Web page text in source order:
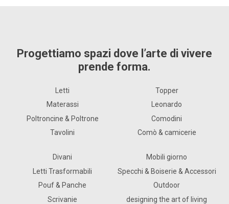
Progettiamo spazi dove l’arte di vivere
prende forma.
Letti
Materassi
Poltroncine & Poltrone
Tavolini
Topper
Leonardo
Comodini
Comò & camicerie
Divani
Letti Trasformabili
Pouf & Panche
Scrivanie
Mobili giorno
Specchi & Boiserie & Accessori
Outdoor
designing the art of living